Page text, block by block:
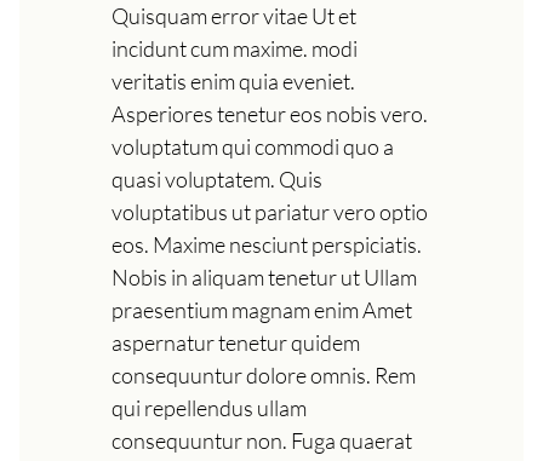
Quisquam error vitae Ut et
incidunt cum maxime. modi
veritatis enim quia eveniet.
Asperiores tenetur eos nobis vero.
voluptatum qui commodi quo a
quasi voluptatem. Quis
voluptatibus ut pariatur vero optio
eos. Maxime nesciunt perspiciatis.
Nobis in aliquam tenetur ut Ullam
praesentium magnam enim Amet
aspernatur tenetur quidem
consequuntur dolore omnis. Rem
qui repellendus ullam
consequuntur non. Fuga quaerat